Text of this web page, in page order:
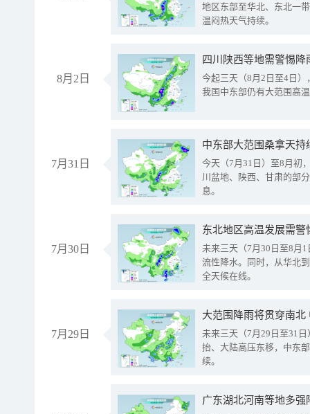
地区东部至华北、东北一
温闷热天气持续。
8月2日
今起三天（8月2日至4日
我国中东部仍有大范围高
7月31日
中东部大范围桑拿天
今天（7月31日）至8月初
川盆地、陕西、甘肃的部
息。
7月30日
东北地区高温发展需
未来三天（7月30日至8月
流性降水。同时，从华北
全天候在线。
7月29日
大范围降雨将贯穿南
未来三天（7月29日至31
抬、大陆高压东移，中东
续。
广东湖北河南等地多